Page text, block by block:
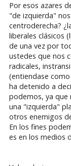
Por esos azares
"de izquierda"
centroderecha?
liberales clásicos
de una vez por
ustedes que nos
radicales,
(entiendase
ha detenido a
podemos, ya que
una "izquierda"
otros enemigos
En los fines
es en los medios